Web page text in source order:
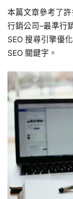
本篇文章參考了
行銷公司–最準行
SEO 搜尋引擎優
SEO 關鍵字。